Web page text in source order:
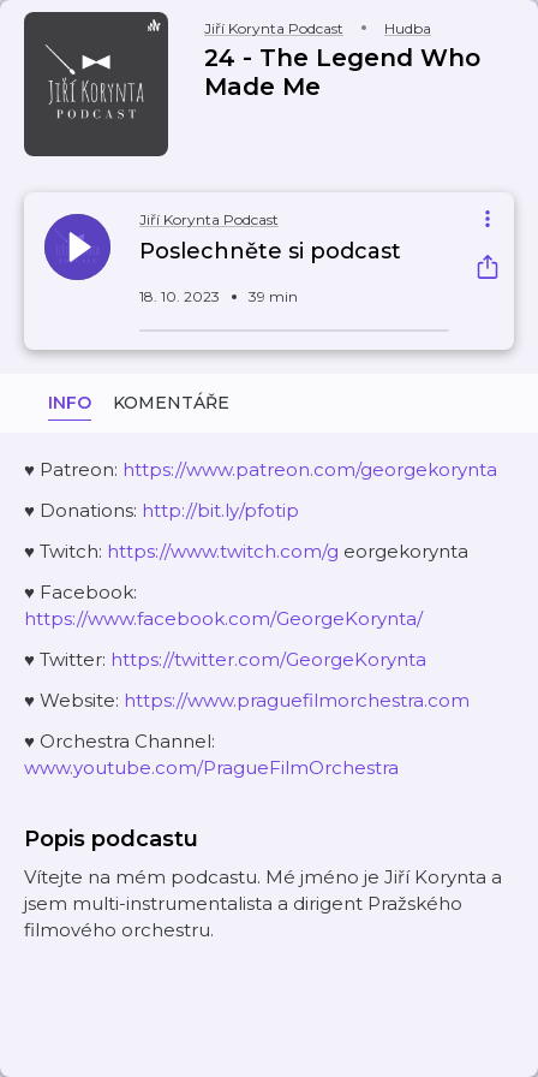
Jiří Korynta Podcast Hudba
24 - The Legend Who
Made Me
Jiří Korynta Podcast
Poslechněte si podcast
18. 10. 2023 39 min
INFO KOMENTÁŘE
♥ Patreon: ⁠⁠⁠⁠⁠⁠⁠⁠⁠⁠https://www.patreon.com/georgekorynta⁠⁠⁠⁠⁠⁠⁠⁠⁠⁠
♥ Donations: ⁠⁠⁠⁠⁠⁠⁠⁠⁠⁠http://bit.ly/pfotip⁠⁠⁠⁠⁠⁠⁠⁠⁠⁠
♥ Twitch: ⁠⁠⁠⁠⁠⁠⁠⁠⁠⁠https://www.twitch.com/g⁠⁠⁠⁠⁠⁠⁠⁠⁠⁠ eorgekorynta
♥ Facebook:
⁠⁠⁠⁠⁠⁠⁠⁠⁠⁠https://www.facebook.com/GeorgeKorynta/⁠⁠⁠⁠⁠⁠⁠⁠⁠⁠
♥ Twitter: ⁠⁠⁠⁠⁠⁠⁠⁠⁠⁠https://twitter.com/GeorgeKorynta⁠⁠⁠⁠⁠⁠⁠⁠⁠⁠
♥ Website: ⁠⁠⁠⁠⁠⁠⁠⁠⁠⁠https://www.praguefilmorchestra.com⁠⁠⁠⁠⁠⁠⁠⁠⁠⁠
♥ Orchestra Channel:
⁠⁠⁠⁠⁠⁠⁠⁠⁠⁠www.youtube.com/PragueFilmOrchestra⁠
Popis podcastu
Vítejte na mém podcastu. Mé jméno je Jiří Korynta a
jsem multi-instrumentalista a dirigent Pražského
filmového orchestru.